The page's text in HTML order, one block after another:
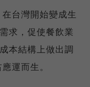
台灣開始變成生
求，促使餐飲業
本結構上做出調
運而生。